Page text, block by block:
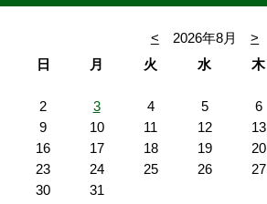
< 2026年8月
>
日
月 火 水 木
2
3 4 5 6
9
10 11 12 13
16
17 18 19 20
23
24 25 26 27
30
31